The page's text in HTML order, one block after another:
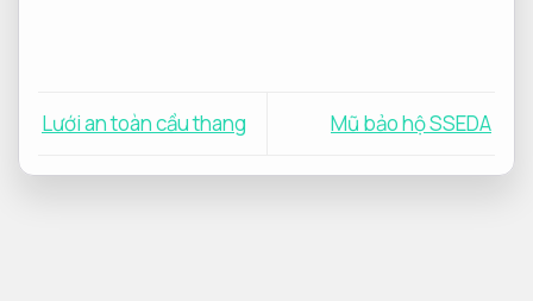
Lưới an toàn cầu thang Mũ bảo hộ SSEDA